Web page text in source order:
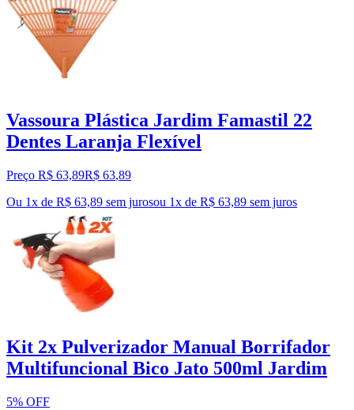
Vassoura Plástica Jardim Famastil 22
Dentes Laranja Flexível
Preço R$ 63,89R$ 63,89
Ou 1x de R$ 63,89 sem jurosou 1x de R$ 63,89 sem juros
Kit 2x Pulverizador Manual Borrifador
Multifuncional Bico Jato 500ml Jardim
5% OFF